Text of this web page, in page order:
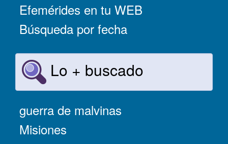
Efemérides en tu WEB
Búsqueda por fecha
Lo + buscado
guerra de malvinas
Misiones